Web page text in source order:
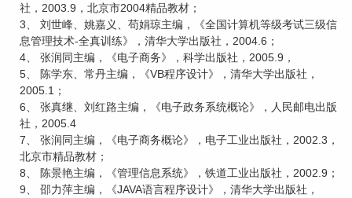
社，2003.9，北京市2004精品教材；
3、 刘世峰、姚嘉义、苟娟琼主编，《全国计算机等级考试三级信
息管理技术-全真训练》，清华大学出版社，2004.6；
4、 张润同主编，《电子商务》，科学出版社，2005.9，
5、 陈学东、常丹主编，《VB程序设计》，清华大学出版社，
2005.1；
6、 张真继、刘红路主编，《电子政务系统概论》，人民邮电出版
社，2005.4
7、 张润同主编，《电子商务概论》，电子工业出版社，2002.3，
北京市精品教材；
8、 陈景艳主编，《管理信息系统》，铁道工业出版社，2002.9；
9、 邵力萍主编，《JAVA语言程序设计》，清华大学出版社，